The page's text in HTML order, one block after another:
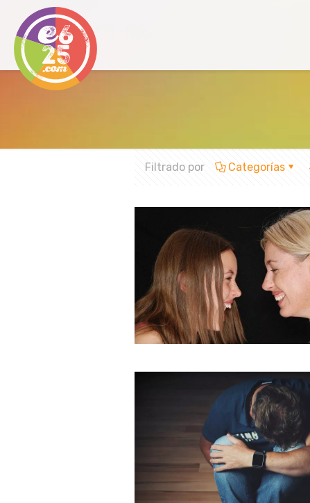
Filtrado por Categorías